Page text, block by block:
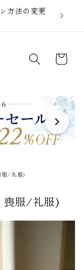
方法の変更
ー
服/礼服)
喪服/礼服)